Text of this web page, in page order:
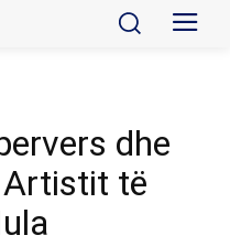
dhe
Artistit të